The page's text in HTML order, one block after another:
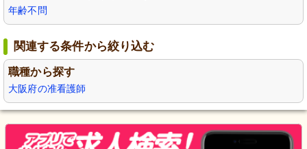
年齢不問
関連する条件から絞り込む
職種から探す
大阪府の准看護師